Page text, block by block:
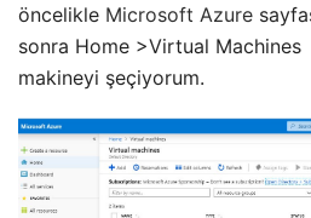
öncelikle Microsoft Azure
sonra Home >Virtual Machines
makineyi şeçiyorum.